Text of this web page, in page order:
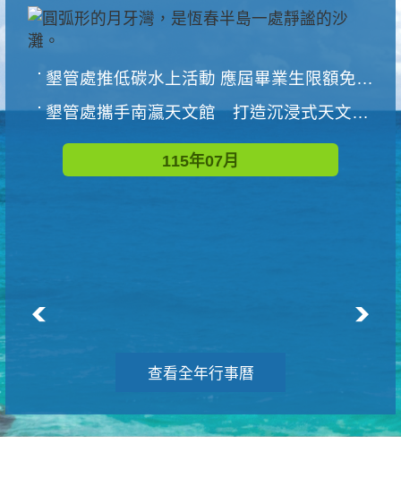
墾管處推低碳水上活動 應屆畢業生限額免費參加
墾管處攜手南瀛天文館 打造沉浸式天文探索營隊
115年07月
查看全年行事曆